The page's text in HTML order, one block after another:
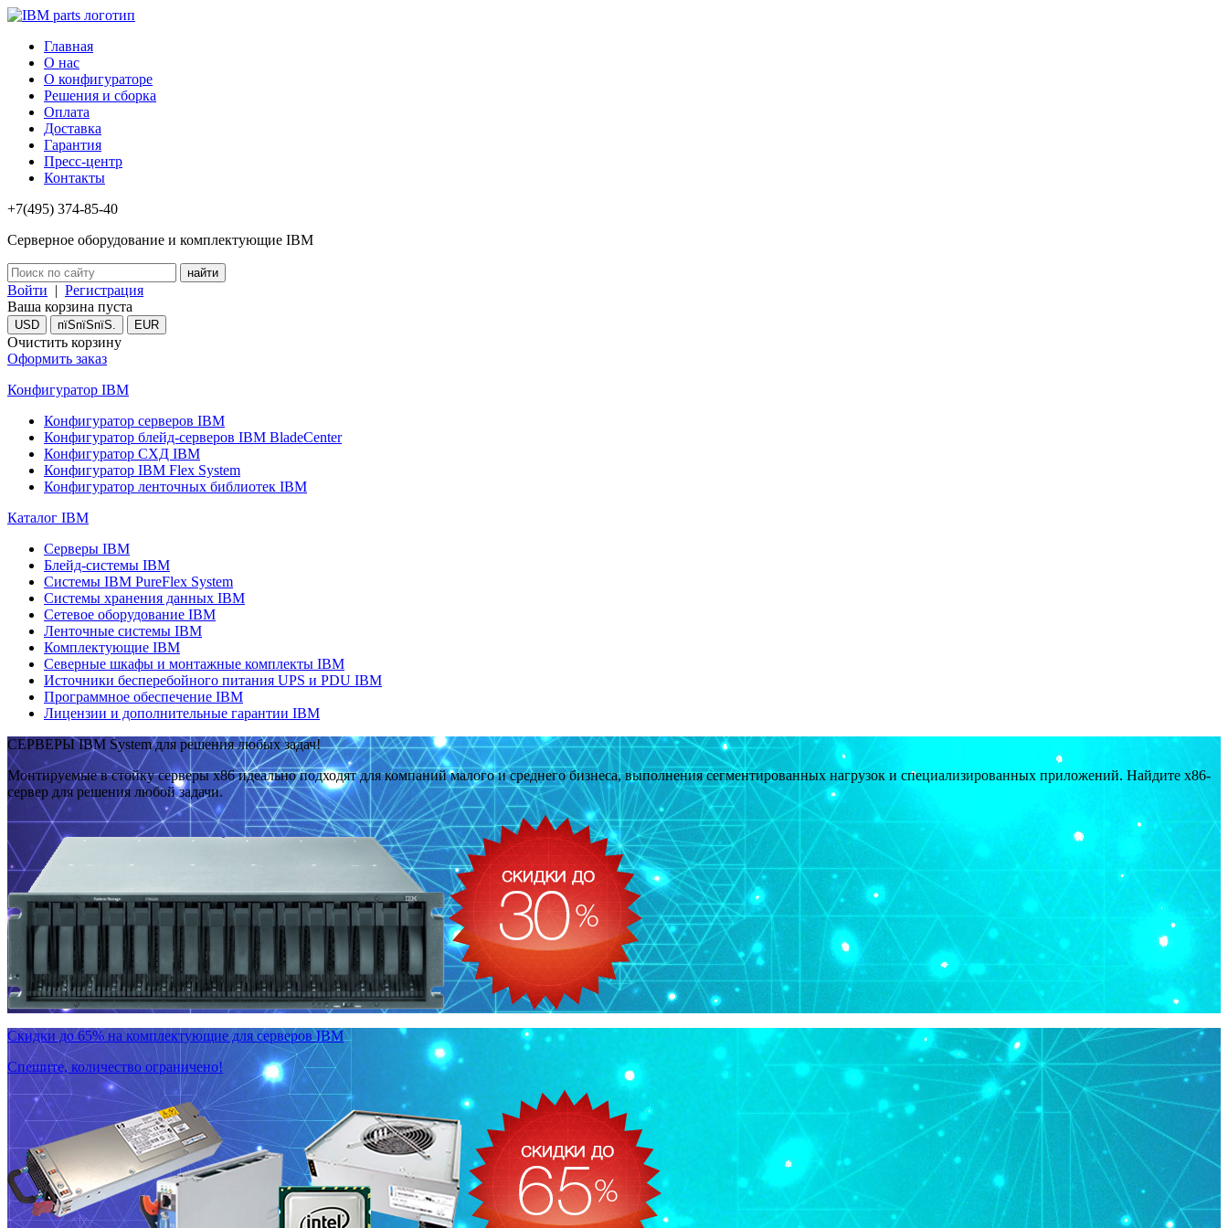
Главная
О нас
О конфигураторе
Решения и сборка
Оплата
Доставка
Гарантия
Пресс-центр
Контакты
+7(495) 374-85-40
Серверное оборудование и комплектующие IBM
Войти | Регистрация
Ваша корзина пуста
USD пїЅпїЅпїЅ. EUR
Очистить корзину
Оформить заказ
Конфигуратор IBM
Конфигуратор серверов IBM
Конфигуратор блейд-серверов IBM BladeCenter
Конфигуратор СХД IBM
Конфигуратор IBM Flex System
Конфигуратор ленточных библиотек IBM
Каталог IBM
Серверы IBM
Блейд-системы IBM
Системы IBM PureFlex System
Системы хранения данных IBM
Сетевое оборудование IBM
Ленточные системы IBM
Комплектующие IBM
Северные шкафы и монтажные комплекты IBM
Источники бесперебойного питания UPS и PDU IBM
Программное обеспечение IBM
Лицензии и дополнительные гарантии IBM
СЕРВЕРЫ IBM System для решения любых задач!
Монтируемые в стойку серверы x86 идеально подходят для компаний малого и среднего бизнеса, выполнения сегментированных нагрузок и специализированных приложений. Найдите x86-
сервер для решения любой задачи.
Скидки до 65% на комплектующие для серверов IBM
Спешите, количество ограничено!